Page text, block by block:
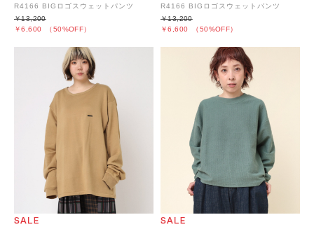
R4166 BIGロゴスウェットパンツ
￥6,600 （50%OFF）
￥13,200
R4166 BIGロゴスウェットパンツ
￥6,600 （50%OFF）
￥13,200